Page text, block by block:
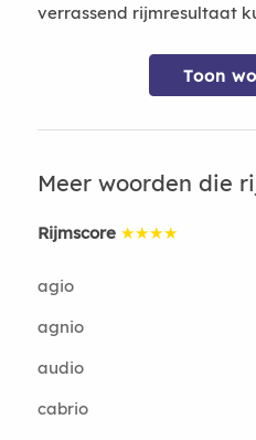
verrassend rijmresultaat
Toon
Meer woorden die
Rijmscore ★★★★
agio
agnio
audio
cabrio